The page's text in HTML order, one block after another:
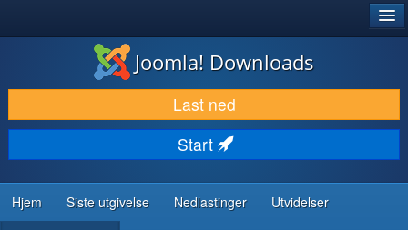
LAST NED & UTVID
OPPDAG & LÆR
SAMFUNN & BRUKERSTØTTE
UTVIKLINGSRESSURSER
Joomla! Downloads
Last ned
Start
Hjem Siste utgivelse Nedlastinger Utvidelser